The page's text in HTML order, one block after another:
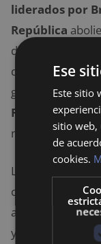
liderados por
República
definitivamente.
declarado
guillotina, un
Revolución
meses más
La
con Marat como
arremetía
y conspiradores
Ese
Este sitio
sitio web,
de
cookies.